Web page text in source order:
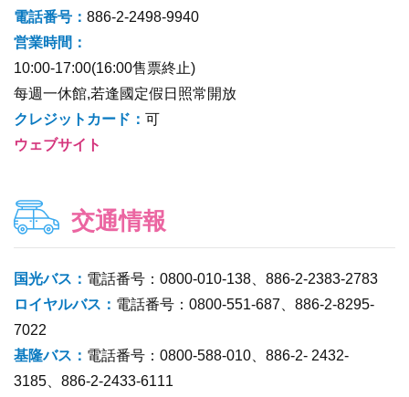
電話番号： 886-2-2498-9940
営業時間：
10:00-17:00(16:00售票終止)
每週一休館,若逢國定假日照常開放
クレジットカード： 可
ウェブサイト
交通情報
国光バス： 電話番号：0800-010-138、886-2-2383-2783
ロイヤルバス： 電話番号：0800-551-687、886-2-8295-
7022
基隆バス： 電話番号：0800-588-010、886-2- 2432-
3185、886-2-2433-6111